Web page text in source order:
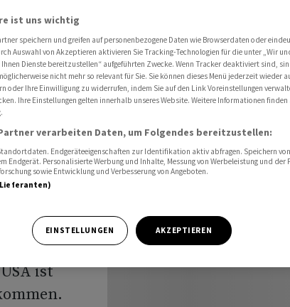
in
ist
ist uns wichtig
speichern und greifen auf personenbezogene Daten wie Browserdaten oder
Auswahl von Akzeptieren aktivieren Sie Tracking-Technologien für die unter „Wir
Dienste bereitzustellen“ aufgeführten Zwecke. Wenn Tracker deaktiviert sind,
nicht mehr so relevant für Sie. Sie können dieses Menü jederzeit wieder
oder Ihre Einwilligung zu widerrufen, indem Sie auf den Link Voreinstellungen
Ihre Einstellungen gelten innerhalb unseres Website. Weitere Informationen finden
verarbeiten Daten, um Folgendes bereitzustellen:
Endgeräteeigenschaften zur Identifikation aktiv abfragen. Speichern
Endgerät. Personalisierte Werbung und Inhalte, Messung von Werbeleistung und der
sowie Entwicklung und Verbesserung von Angeboten.
EINSTELLUNGEN AKZEPTIEREN